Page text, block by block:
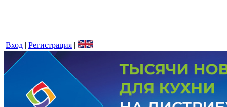
Вход | Регистрация |